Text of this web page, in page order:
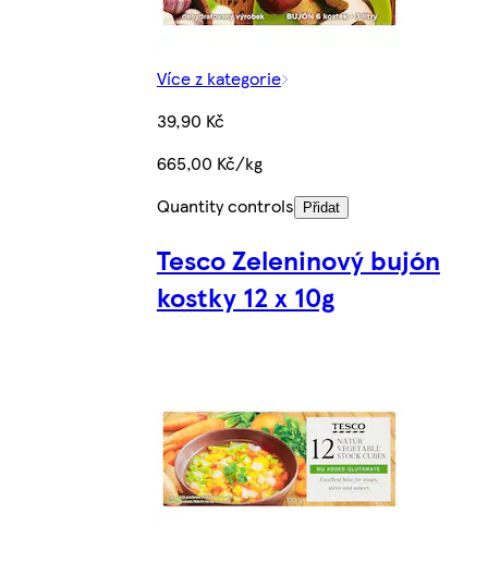
Více z kategorie
39,90 Kč
665,00 Kč/kg
Quantity controls
Přidat
Tesco Zeleninový bujón
kostky 12 x 10g